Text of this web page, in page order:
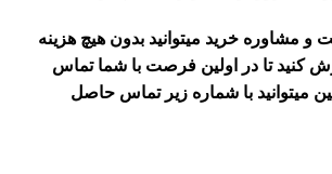
و مشاوره خرید میتوانید بدون هیچ هزینه
کنید تا در اولین فرصت با شما تماس
میتوانید با شماره زیر تماس حاصل